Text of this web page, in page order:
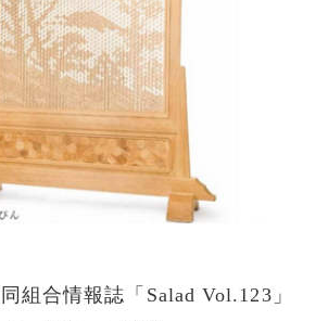
組合情報誌「Salad Vol.123」